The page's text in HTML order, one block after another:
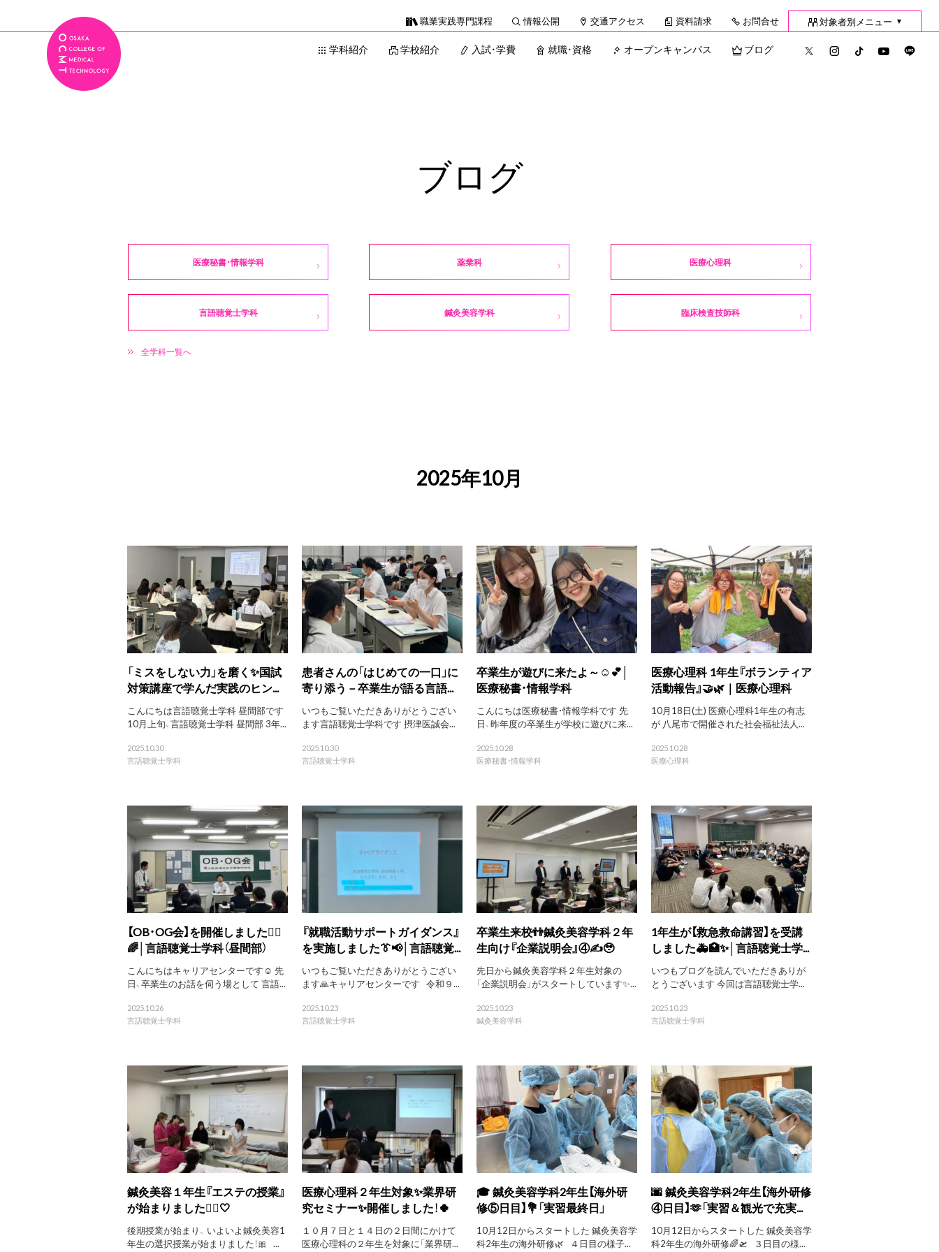
職業実践専門課程 情報公開 交通アクセス 資料請求 お問合せ 対象者別メニュー ▼
学科紹介 学校紹介 入試・学費 就職・資格 オープンキャンパス ブログ
ブログ
医療秘書・情報学科 薬業科 医療心理科
言語聴覚士学科 鍼灸美容学科 臨床検査技師科
全学科一覧へ
2025年10月
「ミスをしない力」を磨く✨国試
対策講座で学んだ実践のヒン...
こんにちは言語聴覚士学科 昼間部です
10月上旬、言語聴覚士学科 昼間部 3年...
2025.10.30
言語聴覚士学科
患者さんの「はじめての一口」に
寄り添う－卒業生が語る言語...
いつもご覧いただきありがとうござい
ます言語聴覚士学科です 摂津医誠会...
2025.10.30
言語聴覚士学科
卒業生が遊びに来たよ～☺️💕│
医療秘書・情報学科
こんにちは医療秘書・情報学科です 先
日、昨年度の卒業生が学校に遊びに来...
2025.10.28
医療秘書・情報学科
医療心理科 1年生『ボランティア
活動報告』🤝🌿｜医療心理科
10月18日(土) 医療心理科1年生の有志
が 八尾市で開催された社会福祉法人...
2025.10.28
医療心理科
【OB・OG会】を開催しました🙋‍♀️
🌈│言語聴覚士学科（昼間部）
こんにちはキャリアセンターです☺️ 先
日、卒業生のお話を伺う場として 言語...
2025.10.26
言語聴覚士学科
『就職活動サポートガイダンス』
を実施しました👔📢│言語聴覚...
いつもご覧いただきありがとうござい
ます🙏キャリアセンターです 令和９...
2025.10.23
言語聴覚士学科
卒業生来校👬鍼灸美容学科２年
生向け『企業説明会』④✍️🥹
先日から鍼灸美容学科２年生対象の
「企業説明会」がスタートしています✨...
2025.10.23
鍼灸美容学科
1年生が【救急救命講習】を受講
しました🚑🏥✨│言語聴覚士学...
いつもブログを読んでいただきありが
とうございます 今回は言語聴覚士学...
2025.10.23
言語聴覚士学科
鍼灸美容１年生『エステの授業』
が始まりました💆‍♀️🤍
後期授業が始まり、 いよいよ鍼灸美容1
年生の選択授業が始まりました！🎀 ...
医療心理科２年生対象✨業界研
究セミナー✨開催しました！🍀
１０月７日と１４日の２日間にかけて
医療心理科の２年生を対象に「業界研...
🎓 鍼灸美容学科2年生【海外研
修⑤日目】💐「実習最終日」
10月12日からスタートした 鍼灸美容学
科2年生の海外研修🌿 ４日目の様子...
🌆 鍼灸美容学科2年生【海外研修
④日目】🫶「実習＆観光で充実...
10月12日からスタートした 鍼灸美容学
科2年生の海外研修🌈🛫 ３日目の様...